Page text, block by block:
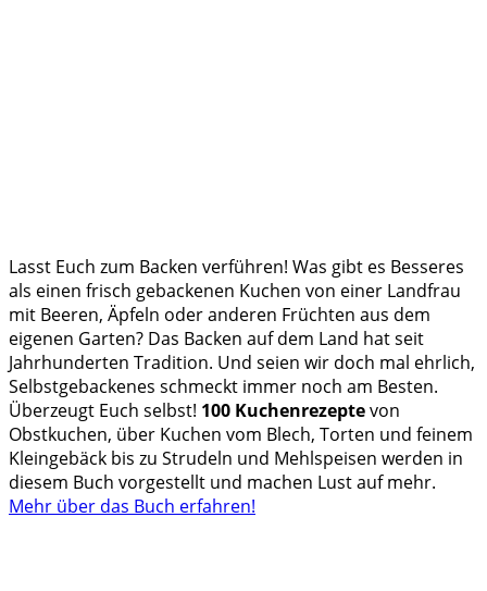
Lasst Euch zum Backen verführen! Was gibt es Besseres
als einen frisch gebackenen Kuchen von einer Landfrau
mit Beeren, Äpfeln oder anderen Früchten aus dem
eigenen Garten? Das Backen auf dem Land hat seit
Jahrhunderten Tradition. Und seien wir doch mal ehrlich,
Selbstgebackenes schmeckt immer noch am Besten.
Überzeugt Euch selbst! 100 Kuchenrezeptevon
Obstkuchen, über Kuchen vom Blech, Torten und feinem
Kleingebäck bis zu Strudeln und Mehlspeisen werden in
diesem Buch vorgestellt und machen Lust auf mehr.
Mehr über das Buch erfahren!